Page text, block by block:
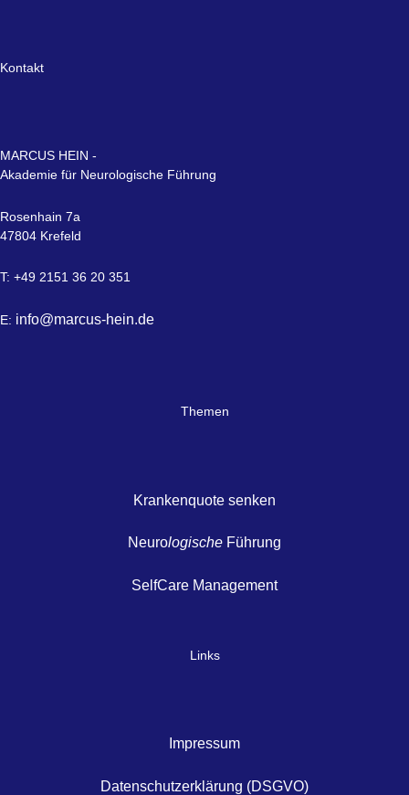
Kontakt
MARCUS HEIN -
Akademie für Neurologische Führung
Rosenhain 7a
47804 Krefeld
T: +49 2151 36 20 351
E: info@marcus-hein.de
Themen
Krankenquote senken
Neurologische Führung
SelfCare Management
Links
Impressum
Datenschutzerklärung (DSGVO)